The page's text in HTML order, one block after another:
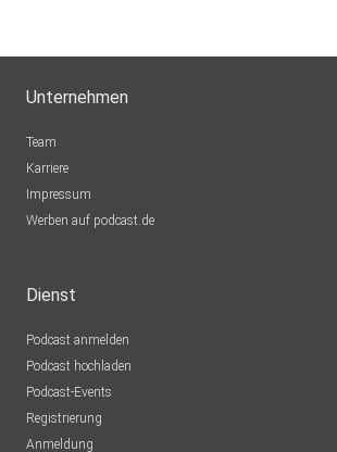
Unternehmen
Team
Karriere
Impressum
Werben auf podcast.de
Dienst
Podcast anmelden
Podcast hochladen
Podcast-Events
Registrierung
Anmeldung